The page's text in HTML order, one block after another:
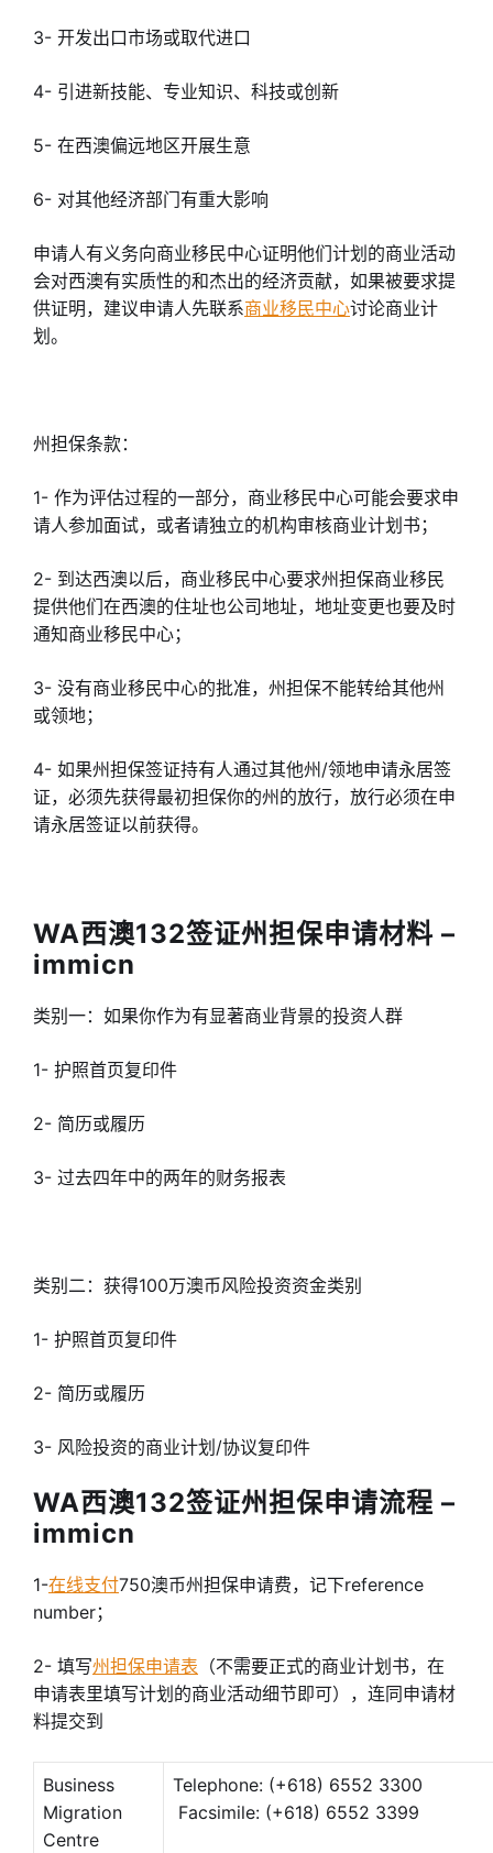
3- 开发出口市场或取代进口
4- 引进新技能、专业知识、科技或创新
5- 在西澳偏远地区开展生意
6- 对其他经济部门有重大影响
申请人有义务向商业移民中心证明他们计划的商业活动
会对西澳有实质性的和杰出的经济贡献，如果被要求提
供证明，建议申请人先联系商业移民中心讨论商业计
划。
州担保条款：
1- 作为评估过程的一部分，商业移民中心可能会要求申
请人参加面试，或者请独立的机构审核商业计划书；
2- 到达西澳以后，商业移民中心要求州担保商业移民
提供他们在西澳的住址也公司地址，地址变更也要及时
通知商业移民中心；
3- 没有商业移民中心的批准，州担保不能转给其他州
或领地；
4- 如果州担保签证持有人通过其他州/领地申请永居签
证，必须先获得最初担保你的州的放行，放行必须在申
请永居签证以前获得。
WA西澳132签证州担保申请材料 –
immicn
类别一：如果你作为有显著商业背景的投资人群
1- 护照首页复印件
2- 简历或履历
3- 过去四年中的两年的财务报表
类别二：获得100万澳币风险投资资金类别
1- 护照首页复印件
2- 简历或履历
3- 风险投资的商业计划/协议复印件
WA西澳132签证州担保申请流程 –
immicn
1-在线支付750澳币州担保申请费，记下reference
number；
2- 填写州担保申请表 （不需要正式的商业计划书，在
申请表里填写计划的商业活动细节即可），连同申请材
料提交到
Business
Migration
Centre
Telephone: (+618) 6552 3300
Facsimile: (+618) 6552 3399